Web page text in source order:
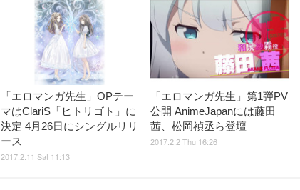
「エロマンガ先生」OPテー
マはClariS「ヒトリゴト」に
決定 4月26日にシングルリリ
ース
2017.2.11 Sat 11:13
「エロマンガ先生」第1弾PV
公開 AnimeJapanには藤田
茜、松岡禎丞ら登壇
2017.2.2 Thu 16:26